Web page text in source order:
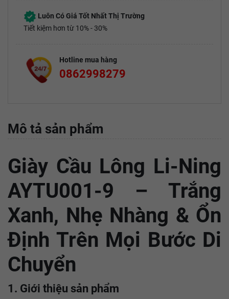
Luôn Có Giá Tốt Nhất Thị Trường
Tiết kiệm hơn từ 10% - 30%
Hotline mua hàng
0862998279
Mô tả sản phẩm
Giày Cầu Lông Li‑Ning
AYTU001‑9 – Trắng
Xanh, Nhẹ Nhàng & Ổn
Định Trên Mọi Bước Di
Chuyển
1. Giới thiệu sản phẩm